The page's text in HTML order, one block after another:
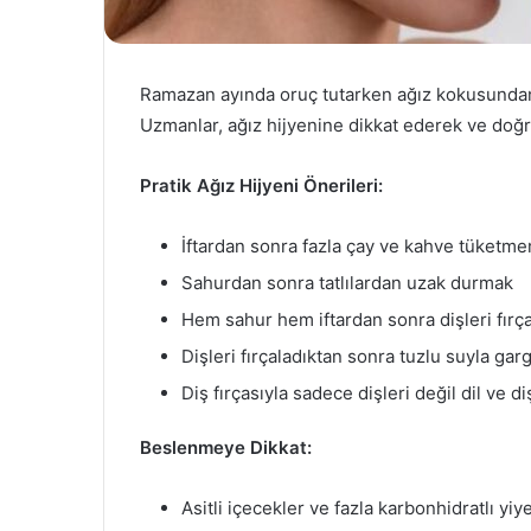
Ramazan ayında oruç tutarken ağız
Uzmanlar, ağız hijyenine dikkat ederek ve
Pratik Ağız Hijyeni Önerileri:
İftardan sonra fazla çay ve kahve
Sahurdan sonra tatlılardan uzak durmak
Hem sahur hem iftardan sonra dişleri
Dişleri fırçaladıktan sonra tuzlu suyla
Diş fırçasıyla sadece dişleri değil dil ve
Beslenmeye Dikkat:
Asitli içecekler ve fazla karbonhidratlı